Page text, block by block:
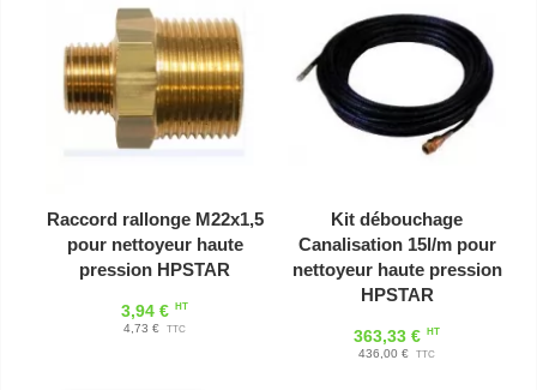
Raccord rallonge M22x1,5
pour nettoyeur haute
pression HPSTAR
3,94 € HT
4,73 € TTC
Kit débouchage
Canalisation 15l/m pour
nettoyeur haute pression
HPSTAR
363,33 € HT
436,00 € TTC